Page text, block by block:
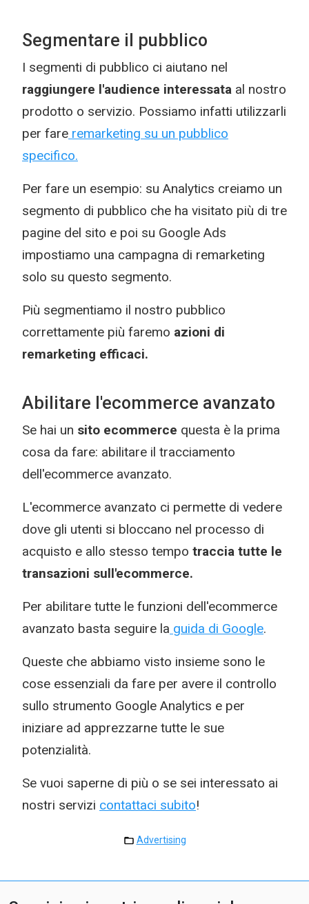
Segmentare il pubblico
I segmenti di pubblico ci aiutano nel
raggiungere l'audience interessata al nostro
prodotto o servizio. Possiamo infatti utilizzarli
per fare remarketing su un pubblico
specifico.
Per fare un esempio: su Analytics creiamo un
segmento di pubblico che ha visitato più di tre
pagine del sito e poi su Google Ads
impostiamo una campagna di remarketing
solo su questo segmento.
Più segmentiamo il nostro pubblico
correttamente più faremo azioni di
remarketing efficaci.
Abilitare l'ecommerce avanzato
Se hai un sito ecommerce questa è la prima
cosa da fare: abilitare il tracciamento
dell'ecommerce avanzato.
L'ecommerce avanzato ci permette di vedere
dove gli utenti si bloccano nel processo di
acquisto e allo stesso tempo traccia tutte le
transazioni sull'ecommerce.
Per abilitare tutte le funzioni dell'ecommerce
avanzato basta seguire la guida di Google.
Queste che abbiamo visto insieme sono le
cose essenziali da fare per avere il controllo
sullo strumento Google Analytics e per
iniziare ad apprezzarne tutte le sue
potenzialità.
Se vuoi saperne di più o se sei interessato ai
nostri servizi contattaci subito!
Advertising